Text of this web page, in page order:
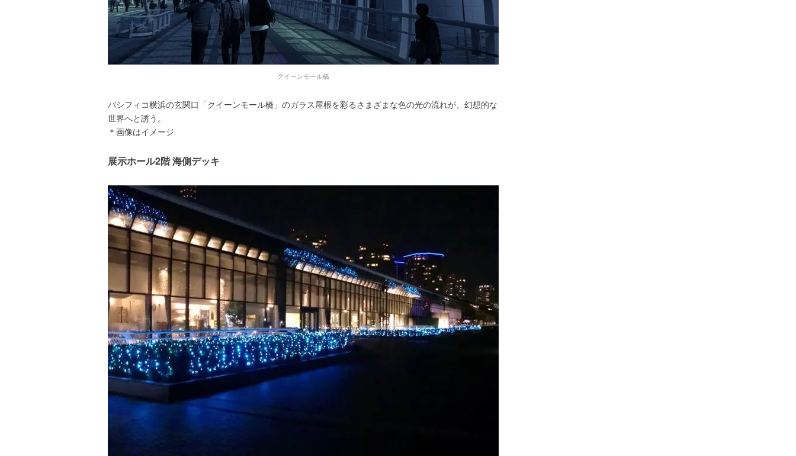
クイーンモール橋
パシフィコ横浜の玄関口「クイーンモール橋」のガラス屋根を彩るさまざまな色の光の流れが、幻想的な
世界へと誘う。
＊画像はイメージ
展示ホール2階 海側デッキ